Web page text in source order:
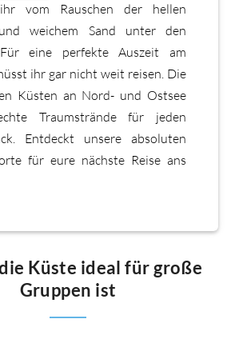
Küste ideal für große
Gruppen ist
vom Rauschen der hellen
weichem Sand unter den
eine perfekte Auszeit am
ihr gar nicht weit reisen. Die
Küsten an Nord- und Ostsee
Traumstrände für jeden
Entdeckt unsere absoluten
für eure nächste Reise ans